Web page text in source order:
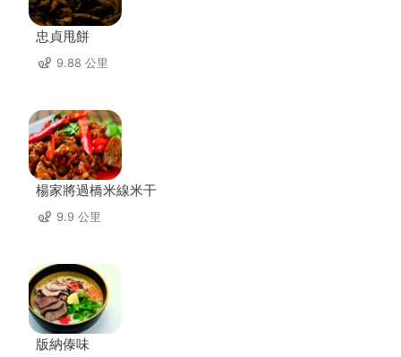
忠貞甩餅
9.88 公里
楊家將過橋米線米干
9.9 公里
版納傣味